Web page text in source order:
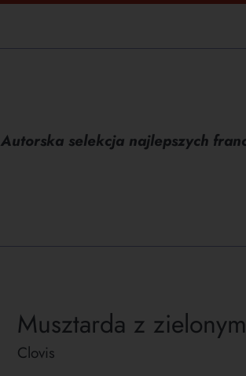
Autorska selekcja najlepszych
Musztarda z
Clovis